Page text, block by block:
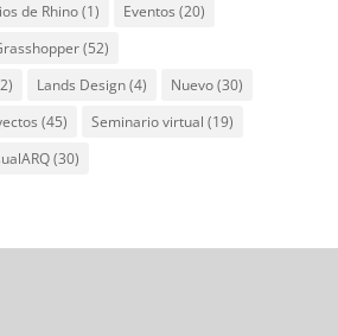
de Rhino(1) Eventos (20)
(52)
Lands Design(4) Nuevo(30)
(45) Seminario virtual (19)
(30)